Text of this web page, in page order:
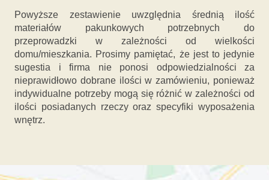
Powyższe zestawienie uwzględnia średnią ilość
materiałów pakunkowych potrzebnych do
przeprowadzki w zależności od wielkości
domu/mieszkania. Prosimy pamiętać, że jest to jedynie
sugestia i firma nie ponosi odpowiedzialności za
nieprawidłowo dobrane ilości w zamówieniu, ponieważ
indywidualne potrzeby mogą się różnić w zależności od
ilości posiadanych rzeczy oraz specyfiki wyposażenia
wnętrz.